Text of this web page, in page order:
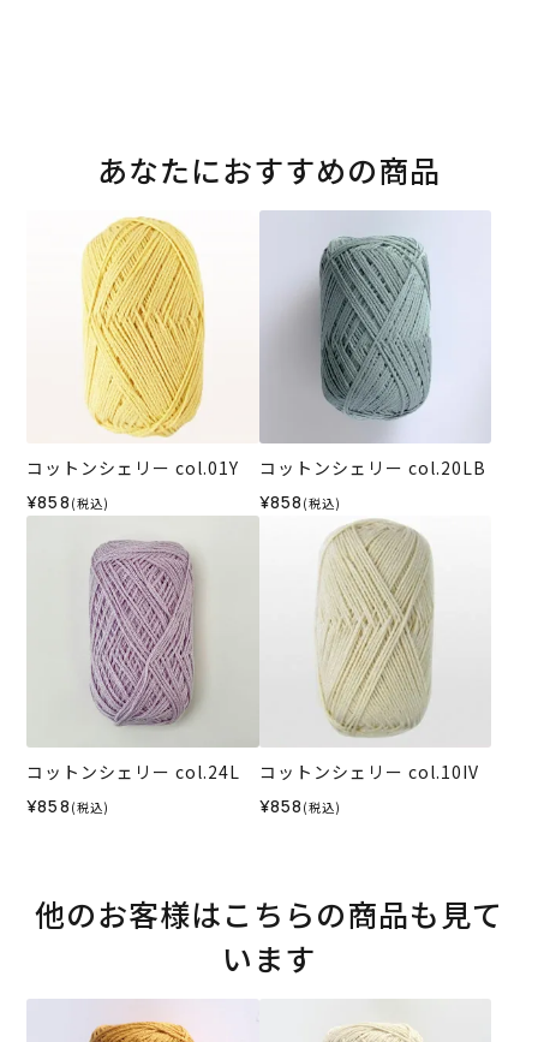
あなたにおすすめの商品
コットンシェリー col.01Y
¥858 (税込)
コットンシェリー col.20LB
¥858 (税込)
コットンシェリー col.24L
¥858 (税込)
コットンシェリー col.10IV
¥858 (税込)
他のお客様はこちらの商品も見て
います